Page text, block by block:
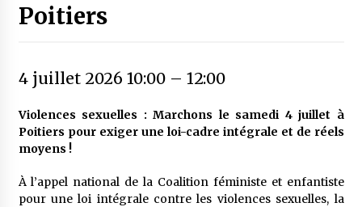
Poitiers
4 juillet 2026 10:00– 12:00
Violences sexuelles : Marchons le samedi 4 juillet à
Poitiers pour exiger une loi-cadre intégrale et de réels
moyens !
À l’appel national de la Coalition féministe et enfantiste
pour une loi intégrale contre les violences sexuelles, la